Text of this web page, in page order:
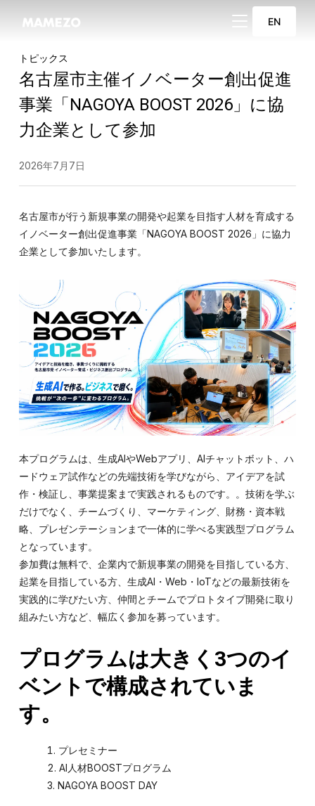
サイドバーとナビ
EN
トピックス
名古屋市主催イノベーター創出促進
事業「NAGOYA BOOST 2026」に協
力企業として参加
2026年7月7日
名古屋市が行う新規事業の開発や起業を目指す人材を育成する
イノベーター創出促進事業「NAGOYA BOOST 2026」に協力
企業として参加いたします。
本プログラムは、生成AIやWebアプリ、AIチャットボット、ハ
ードウェア試作などの先端技術を学びながら、アイデアを試
作・検証し、事業提案まで実践されるものです。。技術を学ぶ
だけでなく、チームづくり、マーケティング、財務・資本戦
略、プレゼンテーションまで一体的に学べる実践型プログラム
となっています。
参加費は無料で、企業内で新規事業の開発を目指している方、
起業を目指している方、生成AI・Web・IoTなどの最新技術を
実践的に学びたい方、仲間とチームでプロトタイプ開発に取り
組みたい方など、幅広く参加を募っています。
プログラムは大きく3つのイ
ベントで構成されていま
す。
プレセミナー
AI人材BOOSTプログラム
NAGOYA BOOST DAY